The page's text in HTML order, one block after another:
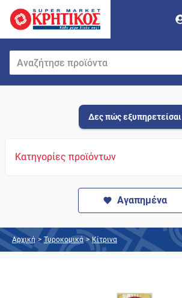
Δες πώς εξυπηρετείσαι
Κατηγορίες προϊόντων
Αγαπημένα
Αρχική > Τυροκομικά > Κίτρινα